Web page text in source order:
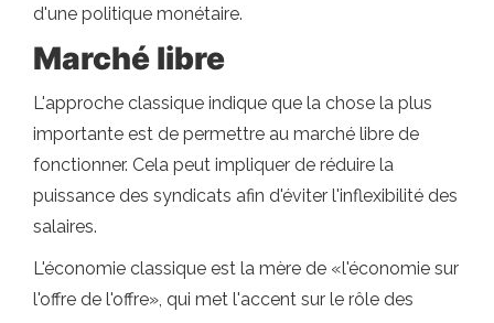
d'une politique monétaire.
Marché libre
L'approche classique indique que la chose la plus
importante est de permettre au marché libre de
fonctionner. Cela peut impliquer de réduire la
puissance des syndicats afin d'éviter l'inflexibilité des
salaires.
L'économie classique est la mère de «l'économie sur
l'offre de l'offre», qui met l'accent sur le rôle des